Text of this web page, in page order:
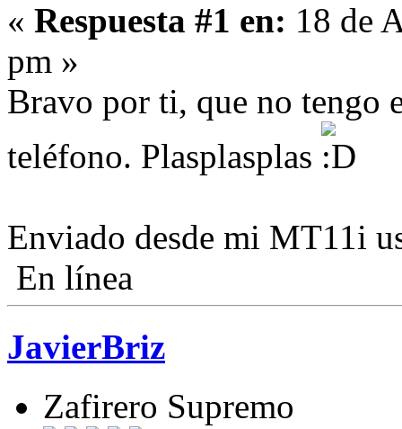
« Respuesta #1 en: 18 de
pm »
Bravo por ti, que no tengo
teléfono. Plasplasplas
Enviado desde mi MT11i
En línea
JavierBriz
Zafirero Supremo